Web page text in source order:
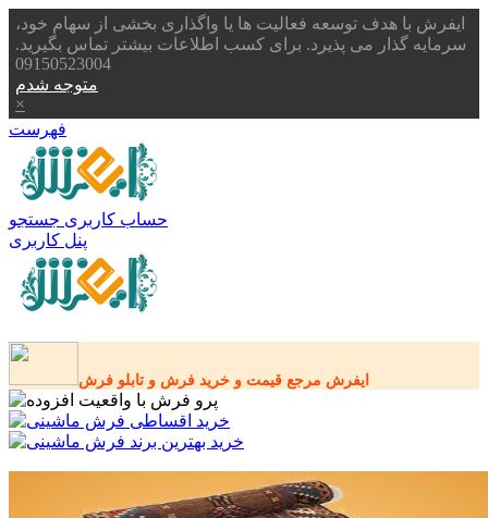
ایفرش با هدف توسعه فعالیت ها یا واگذاری بخشی از سهام خود،
سرمایه گذار می پذیرد. برای کسب اطلاعات بیشتر تماس بگیرید.
09150523004
متوجه شدم
×
فهرست
حساب کاربری جستجو
پنل کاربری
ایفرش مرجع قیمت و خرید فرش و تابلو فرش